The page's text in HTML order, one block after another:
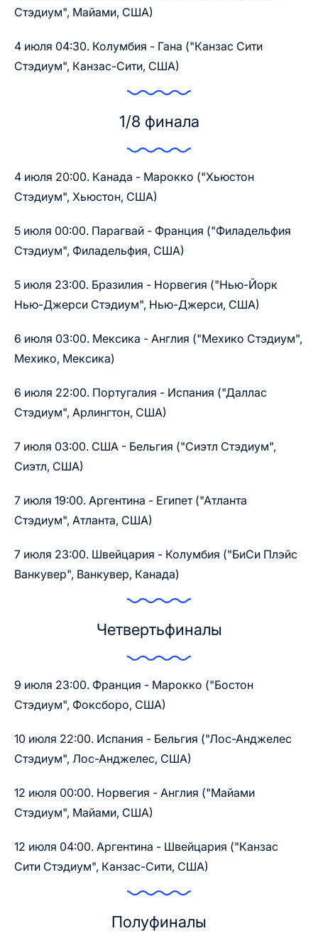
Стэдиум", Майами, США)
4 июля 04:30. Колумбия - Гана ("Канзас Сити
Стэдиум", Канзас-Сити, США)
1/8 финала
4 июля 20:00. Канада - Марокко ("Хьюстон
Стэдиум", Хьюстон, США)
5 июля 00:00. Парагвай - Франция ("Филадельфия
Стэдиум", Филадельфия, США)
5 июля 23:00. Бразилия - Норвегия ("Нью-Йорк
Нью-Джерси Стэдиум", Нью-Джерси, США)
6 июля 03:00. Мексика - Англия ("Мехико Стэдиум",
Мехико, Мексика)
6 июля 22:00. Португалия - Испания ("Даллас
Стэдиум", Арлингтон, США)
7 июля 03:00. США - Бельгия ("Сиэтл Стэдиум",
Сиэтл, США)
7 июля 19:00. Аргентина - Египет ("Атланта
Стэдиум", Атланта, США)
7 июля 23:00. Швейцария - Колумбия ("БиСи Плэйс
Ванкувер", Ванкувер, Канада)
Четвертьфиналы
9 июля 23:00. Франция - Марокко ("Бостон
Стэдиум", Фоксборо, США)
10 июля 22:00. Испания - Бельгия ("Лос-Анджелес
Стэдиум", Лос-Анджелес, США)
12 июля 00:00. Норвегия - Англия ("Майами
Стэдиум", Майами, США)
12 июля 04:00. Аргентина - Швейцария ("Канзас
Сити Стэдиум", Канзас-Сити, США)
Полуфиналы